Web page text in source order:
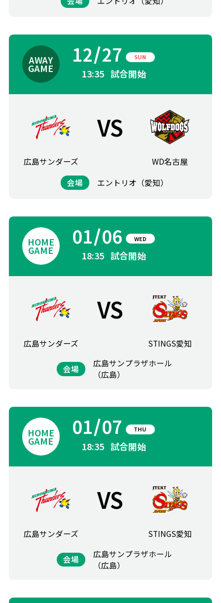
12 27 SUN
13:35 試合開始
広島サンダーズ
VS
WD名古屋
会場
エントリオ（愛知）
01 06 WED
18:35 試合開始
広島サンダーズ
VS
STINGS愛知
会場
広島サンプラザホール
（広島）
01 07 THU
18:35 試合開始
広島サンダーズ
VS
STINGS愛知
会場
広島サンプラザホール
（広島）